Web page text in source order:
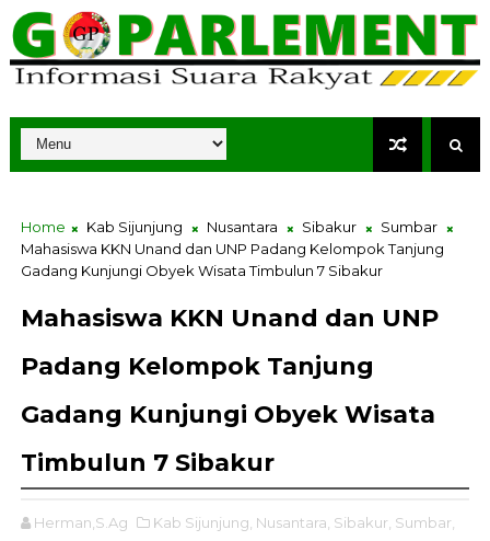
Home Kab Sijunjung Nusantara Sibakur
Sumbar
Mahasiswa KKN Unand dan UNP Padang Kelompok Tanjung
Gadang Kunjungi Obyek Wisata Timbulun 7 Sibakur
Mahasiswa KKN Unand dan UNP
Padang Kelompok Tanjung
Gadang Kunjungi Obyek Wisata
Timbulun 7 Sibakur
Herman,S.Ag Kab Sijunjung, Nusantara, Sibakur, Sumbar,